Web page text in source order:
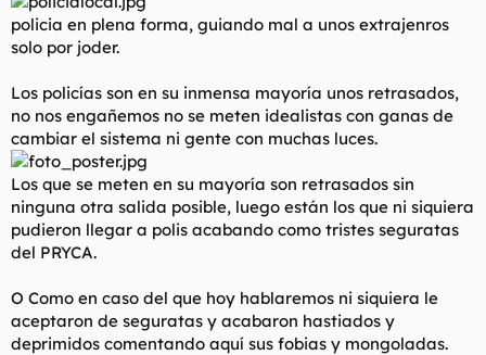
policia en plena forma, guiando mal a unos extrajenros
solo por joder.
Los policías son en su inmensa mayoría unos retrasados,
no nos engañemos no se meten idealistas con ganas de
cambiar el sistema ni gente con muchas luces.
Los que se meten en su mayoría son retrasados sin
ninguna otra salida posible, luego están los que ni siquiera
pudieron llegar a polis acabando como tristes seguratas
del PRYCA.
O Como en caso del que hoy hablaremos ni siquiera le
aceptaron de seguratas y acabaron hastiados y
deprimidos comentando aquí sus fobias y mongoladas.